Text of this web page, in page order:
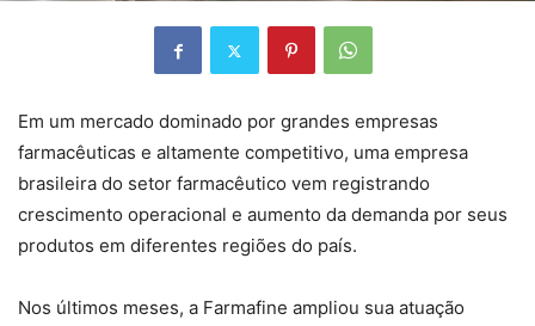
Em um mercado dominado por grandes empresas
farmacêuticas e altamente competitivo, uma empresa
brasileira do setor farmacêutico vem registrando
crescimento operacional e aumento da demanda por seus
produtos em diferentes regiões do país.
Nos últimos meses, a Farmafine ampliou sua atuação